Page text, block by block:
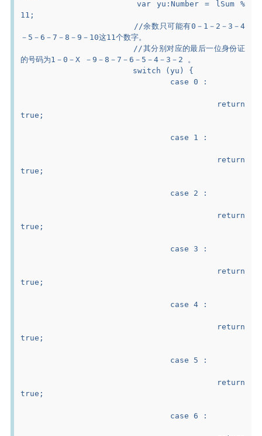
11;
－5－6－7－8－9－10这11个数字。
的号码为1－0－X －9－8－7－6－5－4－3－2 。
			switch (yu) {
				case 0 :
true;
				case 1 :
true;
				case 2 :
true;
				case 3 :
true;
				case 4 :
true;
				case 5 :
true;
				case 6 :